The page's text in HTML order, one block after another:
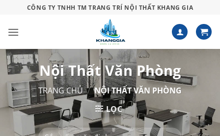
nội
CÔNG TY TNHH TM TRANG TRÍ NỘI THẤT KHANG GIA
Nội Thất Văn Phòng
TRANG CHỦ / NỘI THẤT VĂN PHÒNG
LỌC